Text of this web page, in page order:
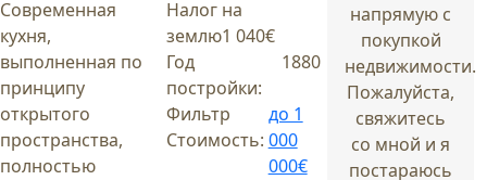
Современная
кухня,
выполненная по
принципу
открытого
пространства,
полностью
Налог на
землю1 040€
Год
постройки:
1880
Фильтр
Стоимость:
до 1
000
000€
напрямую с
покупкой
недвижимости.
Пожалуйста,
свяжитесь
со мной и я
постараюсь